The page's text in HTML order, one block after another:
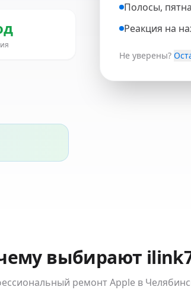
Полосы,
Реакция на
Не уверены?
выбирают
ремонтAppleв